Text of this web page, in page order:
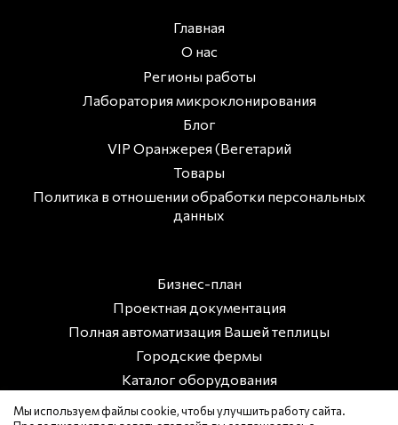
Главная
О нас
Регионы работы
Лаборатория микроклонирования
Блог
VIP Оранжерея (Вегетарий
Товары
Политика в отношении обработки персональных
данных
Бизнес-план
Проектная документация
Полная автоматизация Вашей теплицы
Городские фермы
Каталог оборудования
Энергоэффективный тепличный комплекс
Мы используем файлы cookie, чтобы улучшить работу сайта.